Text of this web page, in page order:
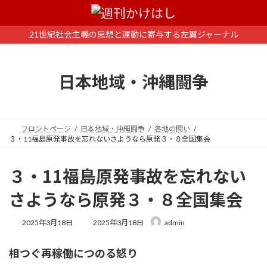
ン
ー
21世紀社会主義の思想と運動に寄与する左翼ジャーナル
日本地域・沖縄闘争
フロントページ 日本地域・沖縄闘争
各地の闘い
３・11福島原発事故を忘れないさようなら原発３・８全国集会
３・11福島原発事故を忘れない
さようなら原発３・８全国集会
2025年3月18日
最
新
2025年3月18日 admin
相つぐ再稼働につのる怒り